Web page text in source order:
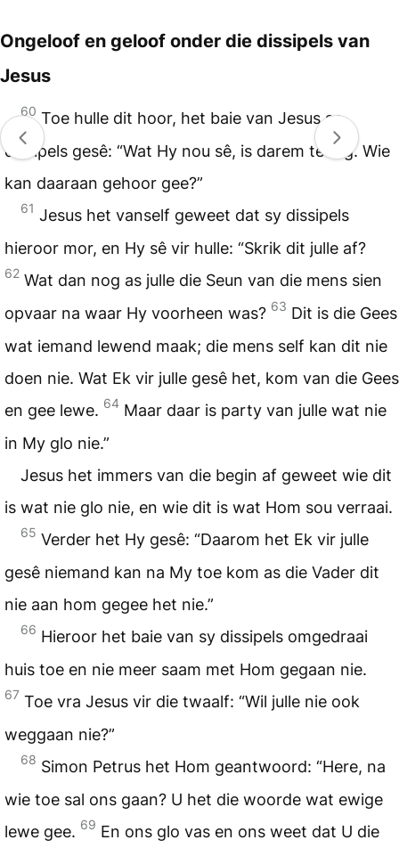
Ongeloof en geloof onder die dissipels van
Jesus
60 Toe hulle dit hoor, het baie van Jesus se
dissipels gesê: “Wat Hy nou sê, is darem te erg. Wie
kan daaraan gehoor gee?”
61 Jesus het vanself geweet dat sy dissipels
hieroor mor, en Hy sê vir hulle: “Skrik dit julle af?
62 Wat dan nog as julle die Seun van die mens sien
opvaar na waar Hy voorheen was? 63 Dit is die Gees
wat iemand lewend maak; die mens self kan dit nie
doen nie. Wat Ek vir julle gesê het, kom van die Gees
en gee lewe. 64 Maar daar is party van julle wat nie
in My glo nie.”
Jesus het immers van die begin af geweet wie dit
is wat nie glo nie, en wie dit is wat Hom sou verraai.
65 Verder het Hy gesê: “Daarom het Ek vir julle
gesê niemand kan na My toe kom as die Vader dit
nie aan hom gegee het nie.”
66 Hieroor het baie van sy dissipels omgedraai
huis toe en nie meer saam met Hom gegaan nie.
67 Toe vra Jesus vir die twaalf: “Wil julle nie ook
weggaan nie?”
68 Simon Petrus het Hom geantwoord: “Here, na
wie toe sal ons gaan? U het die woorde wat ewige
lewe gee. 69 En ons glo vas en ons weet dat U die